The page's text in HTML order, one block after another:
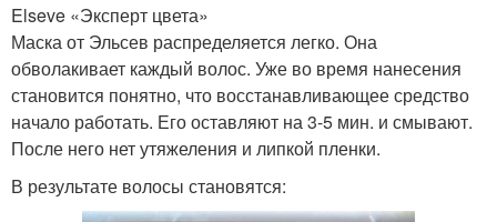
Elseve «Эксперт цвета»
Маска от Эльсев распределяется легко. Она
обволакивает каждый волос. Уже во время нанесения
становится понятно, что восстанавливающее средство
начало работать. Его оставляют на 3-5 мин. и смывают.
После него нет утяжеления и липкой пленки.
В результате волосы становятся: